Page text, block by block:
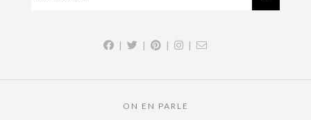
| | | |
ON EN PARLE